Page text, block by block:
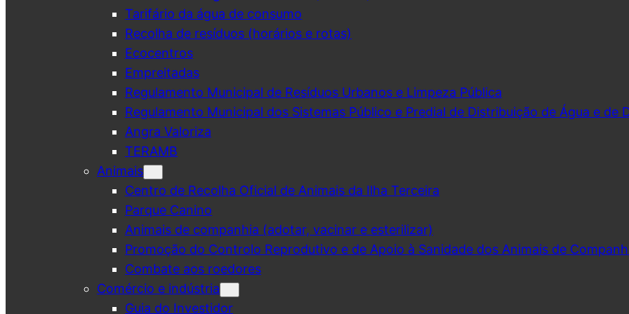
Tarifário da água de consumo
Recolha de resíduos (horários e rotas)
Ecocentros
Empreitadas
Regulamento Municipal de Resíduos Urbanos e Limpeza Pública
Regulamento Municipal dos Sistemas Público e Predial de Distribuição de Água e de
Angra Valoriza
TERAMB
Animais
Centro de Recolha Oficial de Animais da Ilha Terceira
Parque Canino
Animais de companhia (adotar, vacinar e esterilizar)
Promoção do Controlo Reprodutivo e de Apoio à Sanidade dos Animais de
Combate aos roedores
Comércio e indústria
Guia do Investidor